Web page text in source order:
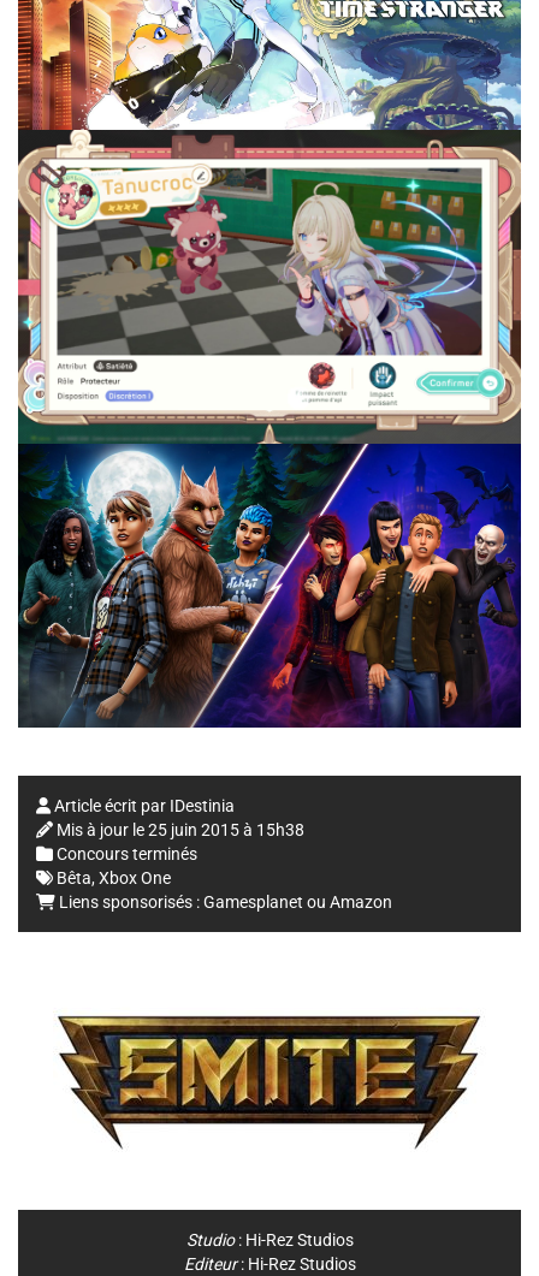
Article écrit par IDestinia
Mis à jour le25 juin 2015 à 15h38
Concours terminés
Bêta, Xbox One
Liens sponsorisés :Gamesplanet ou Amazon
Studio: Hi-Rez Studios
Editeur: Hi-Rez Studios